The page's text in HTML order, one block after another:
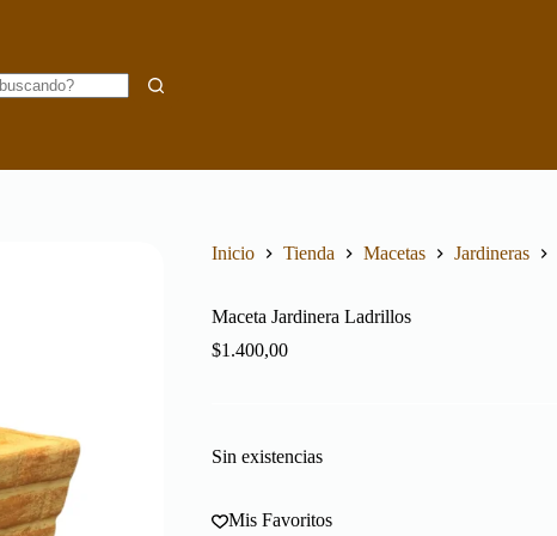
Inicio Tienda Macetas Jardineras
Maceta Jardinera Ladrillos
$1.400,00
Sin existencias
Mis Favoritos